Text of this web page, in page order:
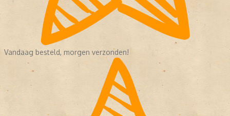
Vandaag besteld, morgen verzonden!